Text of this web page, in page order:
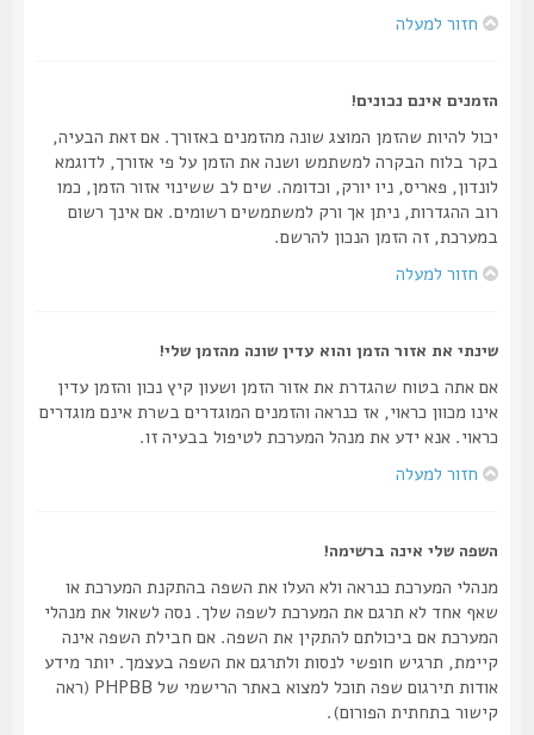
חזור למעלה
הזמנים אינם נכונים!
יכול להיות שהזמן המוצג שונה מהזמנים באזורך. אם זאת הבעיה,
בקר בלוח הבקרה למשתמש ושנה את הזמן על פי אזורך, לדוגמא
לונדון, פאריס, ניו יורק, וכדומה. שים לב ששינוי אזור הזמן, כמו
רוב ההגדרות, ניתן אך ורק למשתמשים רשומים. אם אינך רשום
במערכת, זה הזמן הנכון להרשם.
חזור למעלה
שינתי את אזור הזמן והוא עדין שונה מהזמן שלי!
אם אתה בטוח שהגדרת את אזור הזמן ושעון קיץ נכון והזמן עדין
אינו מכוון כראוי, אז כנראה והזמנים המוגדרים בשרת אינם מוגדרים
כראוי. אנא ידע את מנהל המערכת לטיפול בבעיה זו.
חזור למעלה
השפה שלי אינה ברשימה!
מנהלי המערכת כנראה ולא העלו את השפה בהתקנת המערכת או
שאף אחד לא תרגם את המערכת לשפה שלך. נסה לשאול את מנהלי
המערכת אם ביכולתם להתקין את השפה. אם חבילת השפה אינה
קיימת, תרגיש חופשי לנסות ולתרגם את השפה בעצמך. יותר מידע
אודות תירגום שפה תוכל למצוא באתר הרישמי של PHPBB (ראה
קישור בתחתית הפורום).